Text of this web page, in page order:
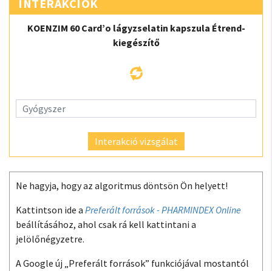
INTERAKCIÓK
KOENZIM 60 Card’o lágyzselatin kapszula Étrend-
kiegészítő
Interakció vizsgálat
Ne hagyja, hogy az algoritmus döntsön Ön helyett!
Kattintson ide a Preferált források - PHARMINDEX Online
beállításához, ahol csak rá kell kattintani a
jelölőnégyzetre.
A Google új „Preferált források” funkciójával mostantól